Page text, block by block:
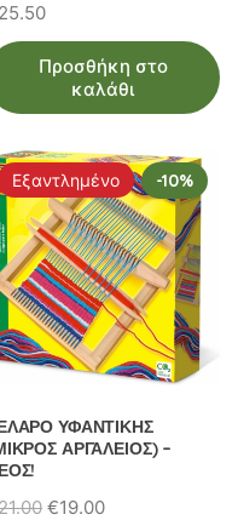
25.50
Προσθήκη στο
καλάθι
Εξαντλημένο -10%
ΥΦΑΝΤΙΚΗΣ
ΑΡΓΑΛΕΙΟΣ) –
Original
€19.00Η